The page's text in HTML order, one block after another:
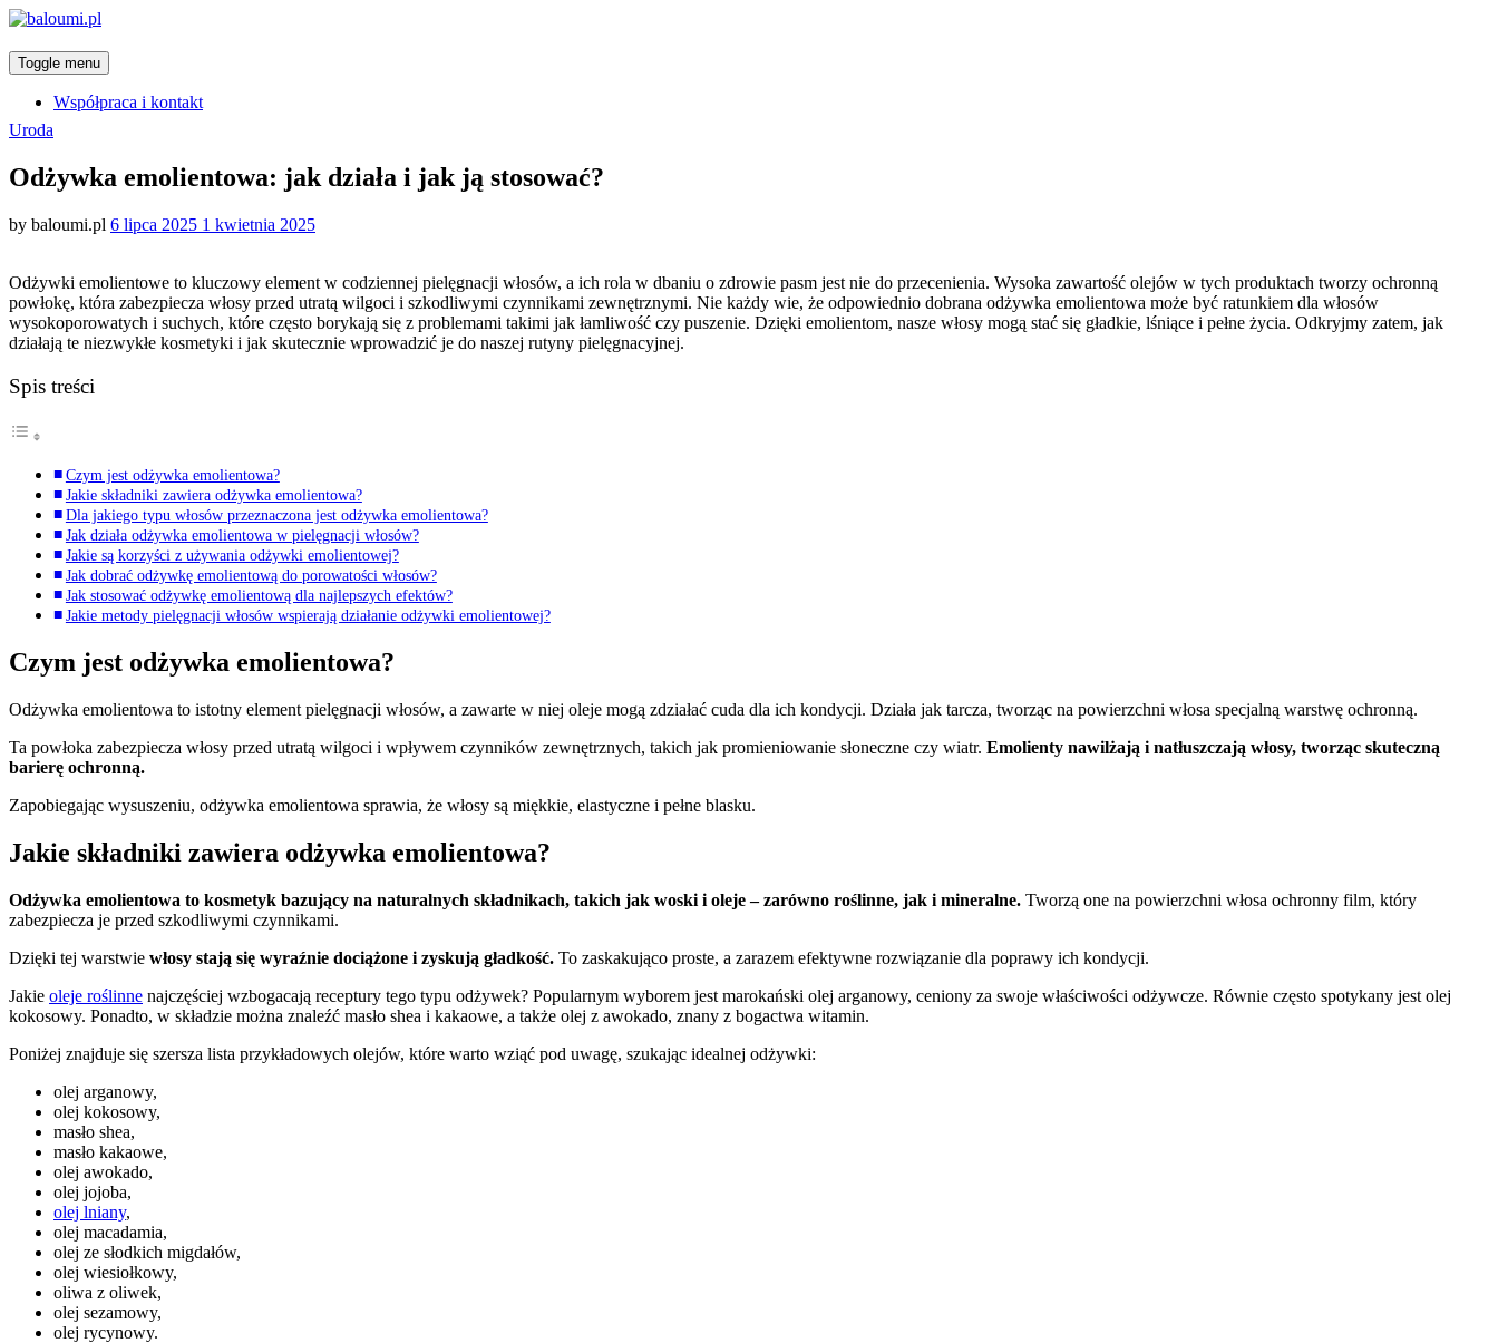
Toggle menu
Współpraca i kontakt
Categories
Uroda
Odżywka emolientowa: jak działa i jak ją stosować?
by baloumi.pl Posted
6 lipca 2025 1 kwietnia 2025
Odżywki emolientowe to kluczowy element w codziennej pielęgnacji włosów, a ich rola w dbaniu o zdrowie pasm jest nie do przecenienia. Wysoka zawartość olejów w tych produktach tworzy ochronną
powłokę, która zabezpiecza włosy przed utratą wilgoci i szkodliwymi czynnikami zewnętrznymi. Nie każdy wie, że odpowiednio dobrana odżywka emolientowa może być ratunkiem dla włosów
wysokoporowatych i suchych, które często borykają się z problemami takimi jak łamliwość czy puszenie. Dzięki emolientom, nasze włosy mogą stać się gładkie, lśniące i pełne życia. Odkryjmy zatem, jak
działają te niezwykłe kosmetyki i jak skutecznie wprowadzić je do naszej rutyny pielęgnacyjnej.
Spis treści
Czym jest odżywka emolientowa?
Jakie składniki zawiera odżywka emolientowa?
Dla jakiego typu włosów przeznaczona jest odżywka emolientowa?
Jak działa odżywka emolientowa w pielęgnacji włosów?
Jakie są korzyści z używania odżywki emolientowej?
Jak dobrać odżywkę emolientową do porowatości włosów?
Jak stosować odżywkę emolientową dla najlepszych efektów?
Jakie metody pielęgnacji włosów wspierają działanie odżywki emolientowej?
Czym jest odżywka emolientowa?
Odżywka emolientowa to istotny element pielęgnacji włosów, a zawarte w niej oleje mogą zdziałać cuda dla ich kondycji. Działa jak tarcza, tworząc na powierzchni włosa specjalną warstwę ochronną.
Ta powłoka zabezpiecza włosy przed utratą wilgoci i wpływem czynników zewnętrznych, takich jak promieniowanie słoneczne czy wiatr. Emolienty nawilżają i natłuszczają włosy, tworząc skuteczną
barierę ochronną.
Zapobiegając wysuszeniu, odżywka emolientowa sprawia, że włosy są miękkie, elastyczne i pełne blasku.
Jakie składniki zawiera odżywka emolientowa?
Odżywka emolientowa to kosmetyk bazujący na naturalnych składnikach, takich jak woski i oleje – zarówno roślinne, jak i mineralne. Tworzą one na powierzchni włosa ochronny film, który
zabezpiecza je przed szkodliwymi czynnikami.
Dzięki tej warstwie włosy stają się wyraźnie dociążone i zyskują gładkość. To zaskakująco proste, a zarazem efektywne rozwiązanie dla poprawy ich kondycji.
Jakie oleje roślinne najczęściej wzbogacają receptury tego typu odżywek? Popularnym wyborem jest marokański olej arganowy, ceniony za swoje właściwości odżywcze. Równie często spotykany jest olej
kokosowy. Ponadto, w składzie można znaleźć masło shea i kakaowe, a także olej z awokado, znany z bogactwa witamin.
Poniżej znajduje się szersza lista przykładowych olejów, które warto wziąć pod uwagę, szukając idealnej odżywki:
olej arganowy,
olej kokosowy,
masło shea,
masło kakaowe,
olej awokado,
olej jojoba,
olej lniany,
olej macadamia,
olej ze słodkich migdałów,
olej wiesiołkowy,
oliwa z oliwek,
olej sezamowy,
olej rycynowy.